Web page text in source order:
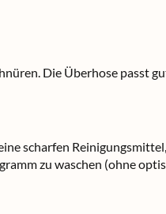
Die Überhose passt
scharfen
zu waschen (ohne